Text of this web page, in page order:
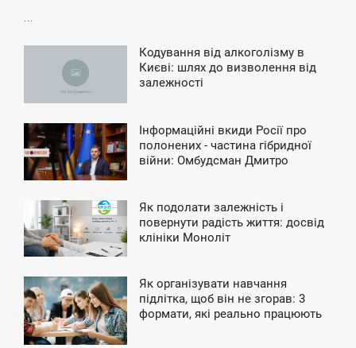
...
Кодування від алкоголізму в
Києві: шлях до визволення від
залежності
Інформаційні вкиди Росії про
полонених - частина гібридної
війни: Омбудсман Дмитро
Як подолати залежність і
повернути радість життя: досвід
клініки Моноліт
Як організувати навчання
підлітка, щоб він не згорав: 3
формати, які реально працюють